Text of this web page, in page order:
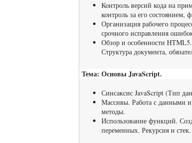
Контроль версий кода на
контроль за его
Организация рабочего
срочного исправления
Обзор и особенности
Структура документа,
Тема: Основы JavaScript.
Синсаксис JavaScript (Тип
Массивы. Работа с данными и
методы.
Использование функций.
переменных. Рекурсия и стек.